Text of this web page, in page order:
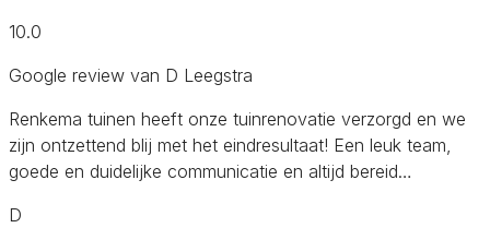
10.0
Google review van D Leegstra
Renkema tuinen heeft onze tuinrenovatie verzorgd en we
zijn ontzettend blij met het eindresultaat! Een leuk team,
goede en duidelijke communicatie en altijd bereid…
D